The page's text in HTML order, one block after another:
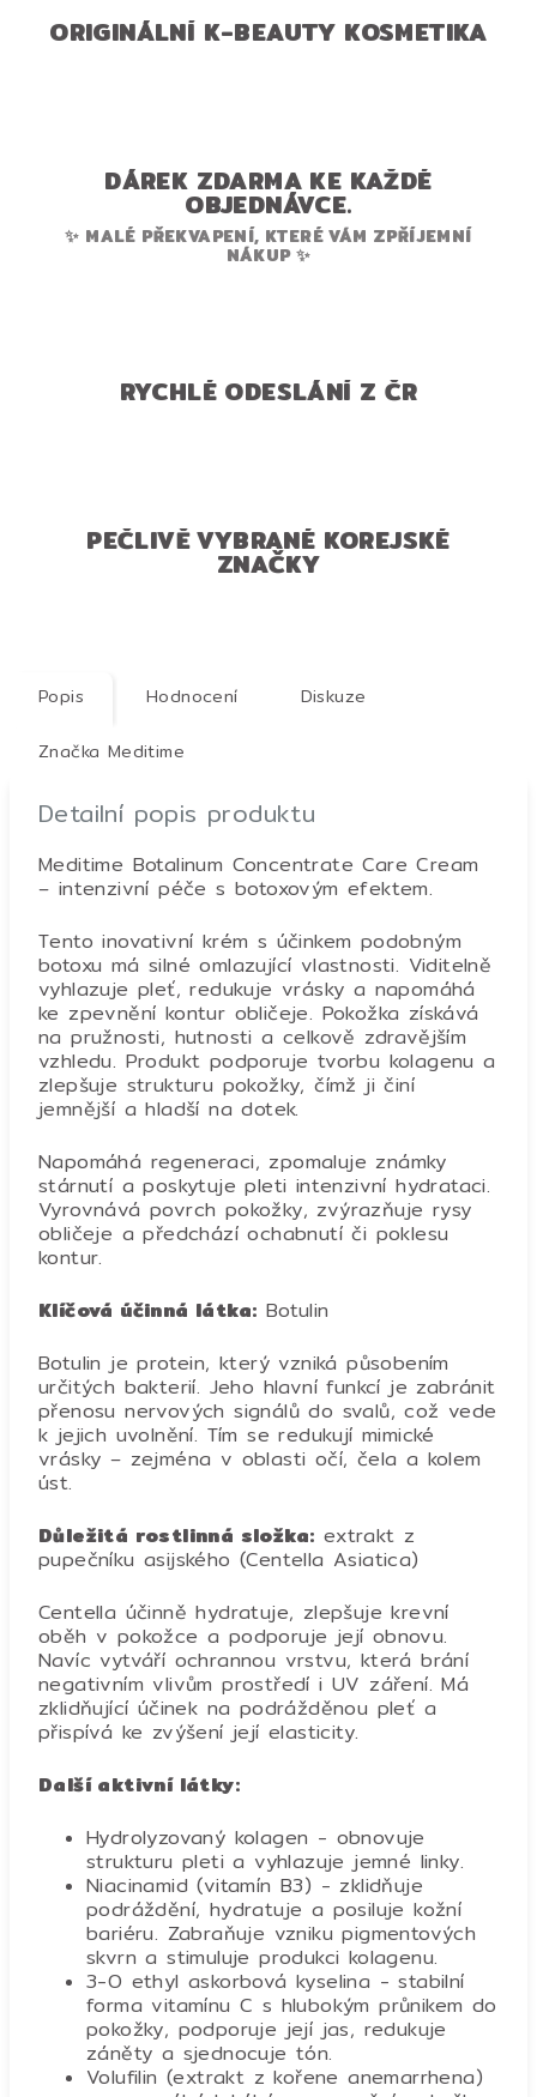
ORIGINÁLNÍ K-BEAUTY KOSMETIKA
DÁREK ZDARMA KE KAŽDÉ
OBJEDNÁVCE.
✨ MALÉ PŘEKVAPENÍ, KTERÉ VÁM ZPŘÍJEMNÍ
NÁKUP ✨
RYCHLÉ ODESLÁNÍ Z ČR
PEČLIVĚ VYBRANÉ KOREJSKÉ
ZNAČKY
Popis Hodnocení Diskuze
Značka Meditime
Detailní popis produktu
Meditime Botalinum Concentrate Care Cream
– intenzivní péče s botoxovým efektem.
Tento inovativní krém s účinkem podobným
botoxu má silné omlazující vlastnosti. Viditelně
vyhlazuje pleť, redukuje vrásky a napomáhá
ke zpevnění kontur obličeje. Pokožka získává
na pružnosti, hutnosti a celkově zdravějším
vzhledu. Produkt podporuje tvorbu kolagenu a
zlepšuje strukturu pokožky, čímž ji činí
jemnější a hladší na dotek.
Napomáhá regeneraci, zpomaluje známky
stárnutí a poskytuje pleti intenzivní hydrataci.
Vyrovnává povrch pokožky, zvýrazňuje rysy
obličeje a předchází ochabnutí či poklesu
kontur.
Klíčová účinná látka: Botulin
Botulin je protein, který vzniká působením
určitých bakterií. Jeho hlavní funkcí je zabránit
přenosu nervových signálů do svalů, což vede
k jejich uvolnění. Tím se redukují mimické
vrásky – zejména v oblasti očí, čela a kolem
úst.
Důležitá rostlinná složka: extrakt z
pupečníku asijského (Centella Asiatica)
Centella účinně hydratuje, zlepšuje krevní
oběh v pokožce a podporuje její obnovu.
Navíc vytváří ochrannou vrstvu, která brání
negativním vlivům prostředí i UV záření. Má
zklidňující účinek na podrážděnou pleť a
přispívá ke zvýšení její elasticity.
Další aktivní látky:
Hydrolyzovaný kolagen - obnovuje
strukturu pleti a vyhlazuje jemné linky.
Niacinamid (vitamín B3) - zklidňuje
podráždění, hydratuje a posiluje kožní
bariéru. Zabraňuje vzniku pigmentových
skvrn a stimuluje produkci kolagenu.
3-O ethyl askorbová kyselina - stabilní
forma vitamínu C s hlubokým průnikem do
pokožky, podporuje její jas, redukuje
záněty a sjednocuje tón.
Volufilin (extrakt z kořene anemarrhena)